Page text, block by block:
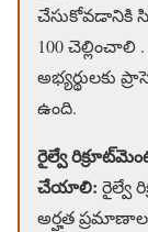
చేసుకోవడానికి
100 చెల్లించాలి
అభ్యర్థులకు
ఉంది.
రైల్వే
చేయాలి: రైల్వే
అర్హత